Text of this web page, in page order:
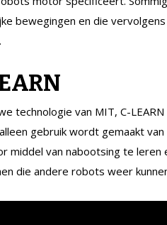
bewegingen en die
technologie van MIT, C-
gebruik wordt gemaakt
middel van nabootsing te
die andere robots weer